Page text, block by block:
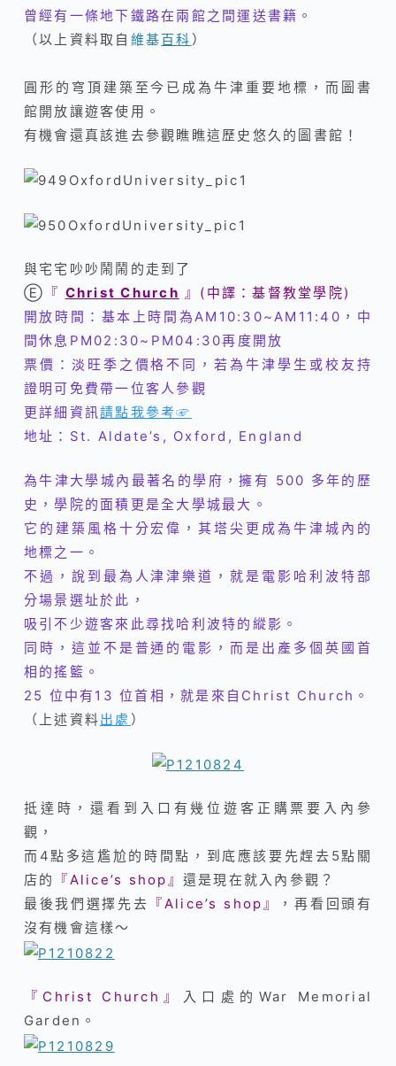
曾經有一條地下鐵路在兩館之間運送書籍。
（以上資料取自 維基百科 ）
圓形的穹頂建築至今已成為牛津重要地標，而圖書
館開放讓遊客使用。
有機會還真該進去參觀瞧瞧這歷史悠久的圖書館！
與宅宅吵吵鬧鬧的走到了
Ⓔ 『 Christ Church 』(中譯：基督教堂學院)
開放時間：基本上時間為AM10:30~AM11:40，中
間休息PM02:30~PM04:30再度開放
票價：淡旺季之價格不同，若為牛津學生或校友持
證明可免費帶一位客人參觀
更詳細資訊請點我參考☞
地址：St. Aldate’s, Oxford, England
為牛津大學城內最著名的學府，擁有 500 多年的歷
史，學院的面積更是全大學城最大。
它的建築風格十分宏偉，其塔尖更成為牛津城內的
地標之一。
不過，說到最為人津津樂道，就是電影哈利波特部
分場景選址於此，
吸引不少遊客來此尋找哈利波特的縱影。
同時，這並不是普通的電影，而是出產多個英國首
相的搖籃。
25 位中有13 位首相，就是來自Christ Church。
（上述資料出處 ）
抵達時，還看到入口有幾位遊客正購票要入內參
觀，
而4點多這尷尬的時間點，到底應該要先趕去5點關
店的
『Alice’s shop』 還是現在就入內參觀？
最後我們選擇先去 『Alice’s shop』 ，再看回頭有
沒有機會這樣～
『Christ Church』
入口處的War Memorial
Garden。